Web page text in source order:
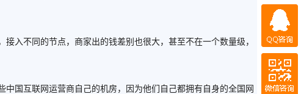
不同的节点，商家出的钱差别也很大，甚至不在一个数量级，
国互联网运营商自己的机房，因为他们自己都拥有自身的全国网
QQ客服
百度商桥